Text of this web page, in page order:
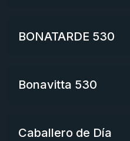
BONATARDE 530
Bonavitta 530
Caballero de Día